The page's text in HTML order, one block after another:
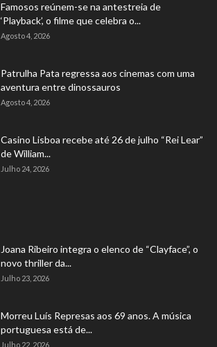
Famosos reúnem-se na antestreia de
‘Playback’, o filme que celebra o...
Agosto 4, 2026
Patrulha Pata regressa aos cinemas com uma
aventura entre dinossauros
Agosto 4, 2026
Casino Lisboa recebe até 26 de julho “Rei Lear”
de William...
Julho 24, 2026
Joana Ribeiro integra o elenco de “Clayface”, o
novo thriller da...
Julho 23, 2026
Morreu Luís Represas aos 69 anos. A música
portuguesa está de...
Julho 22, 2026